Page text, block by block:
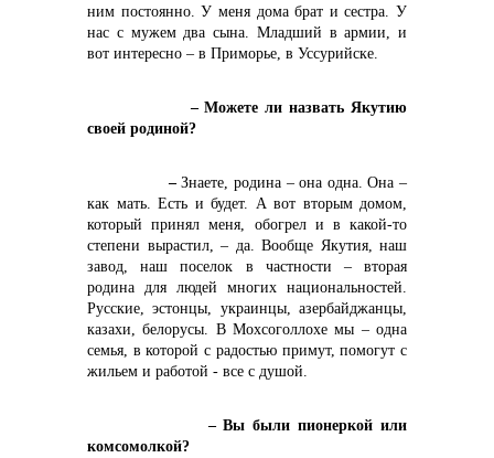
Контакты
+7 (423) 234 50 50
ним постоянно. У меня дома брат и сестра. У
нас с мужем два сына. Младший в армии, и
вот интересно – в Приморье, в Уссурийске.
– Можете ли назвать Якутию
своей родиной?
–Знаете, родина – она одна. Она –
как мать. Есть и будет. А вот вторым домом,
который принял меня, обогрел и в какой-то
степени вырастил, – да. Вообще Якутия, наш
завод, наш поселок в частности – вторая
родина для людей многих национальностей.
Русские, эстонцы, украинцы, азербайджанцы,
казахи, белорусы. В Мохсоголлохе мы – одна
семья, в которой с радостью примут, помогут с
жильем и работой - все с душой.
– Вы были пионеркой или
комсомолкой?